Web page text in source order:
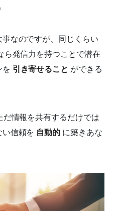
なのですが、同じくらい
ら発信力を持つことで潜在
を 引き寄せること ができる
情報を共有するだけでは
信頼を 自動的 に築きあな